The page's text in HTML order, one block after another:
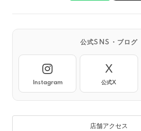
公式SNS・ブログ
Instagram
X
公式X
店舗アクセス